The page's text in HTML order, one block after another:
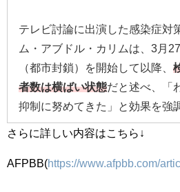
テレビ討論に出演した感染症対
ム・アブドル・カリムは、3月
（都市封鎖）を開始して以降、
者数は横ばい状態だと述べ、「
抑制に努めてきた」と効果を強
さらに詳しい内容はこちら↓
AFPBB(https://www.afpbb.com/